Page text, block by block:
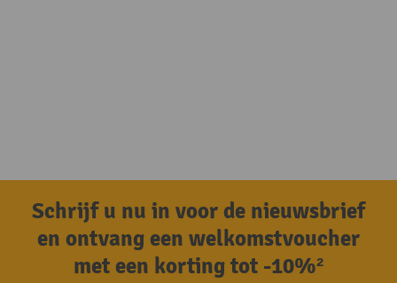
Schrijf u nu in voor de nieuwsbrief
en ontvang een welkomstvoucher
met een korting tot -10%²